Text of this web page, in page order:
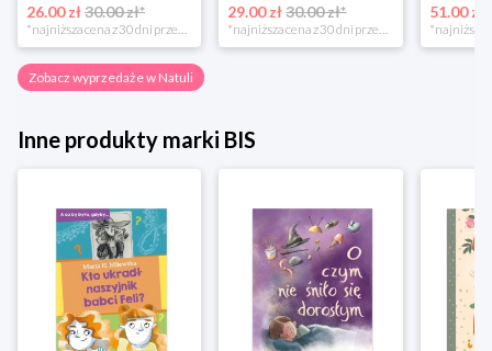
26.00 zł30.00 zł*
*najniższa cena z 30 dni przed obniżką
29.00 zł 30.00 zł*
*najniższa cena z 30 dni przed obniżką
51.00 zł
Zobacz wyprzedaże w Natuli
Inne produkty marki BIS